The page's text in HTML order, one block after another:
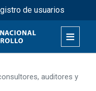
de usuarios
auditores y